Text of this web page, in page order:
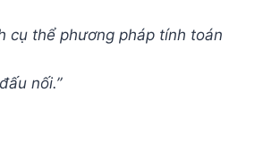
cụ thể phương pháp tính toán
nối.”